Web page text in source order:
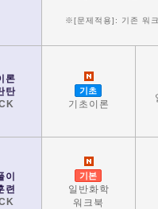
※[문제적용]: 기존 워
론
탄
기초
기초이론
이
련
기본
일반화학
워크북